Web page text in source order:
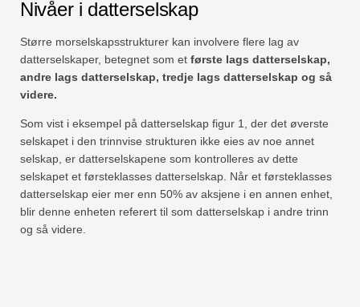
Nivåer i datterselskap
Større morselskapsstrukturer kan involvere flere lag av
datterselskaper, betegnet som et første lags datterselskap,
andre lags datterselskap, tredje lags datterselskap og så
videre.
Som vist i eksempel på datterselskap figur 1, der det øverste
selskapet i den trinnvise strukturen ikke eies av noe annet
selskap, er datterselskapene som kontrolleres av dette
selskapet et førsteklasses datterselskap. Når et førsteklasses
datterselskap eier mer enn 50% av aksjene i en annen enhet,
blir denne enheten referert til som datterselskap i andre trinn
og så videre.